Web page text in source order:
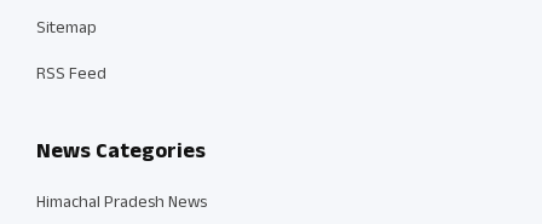
Sitemap
RSS Feed
News Categories
Himachal Pradesh News